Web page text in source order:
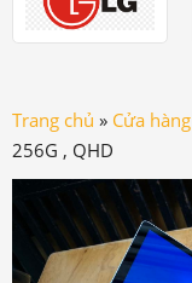
Trang chủ » Cửa hàng
256G , QHD